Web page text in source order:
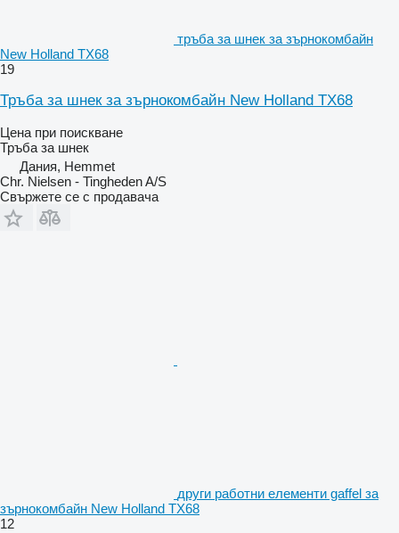
тръба за шнек за зърнокомбайн
New Holland TX68
19
Тръба за шнек за зърнокомбайн New Holland TX68
Цена при поискване
Тръба за шнек
Дания, Hemmet
Chr. Nielsen - Tingheden A/S
Свържете се с продавача
други работни елементи gaffel за
зърнокомбайн New Holland TX68
12